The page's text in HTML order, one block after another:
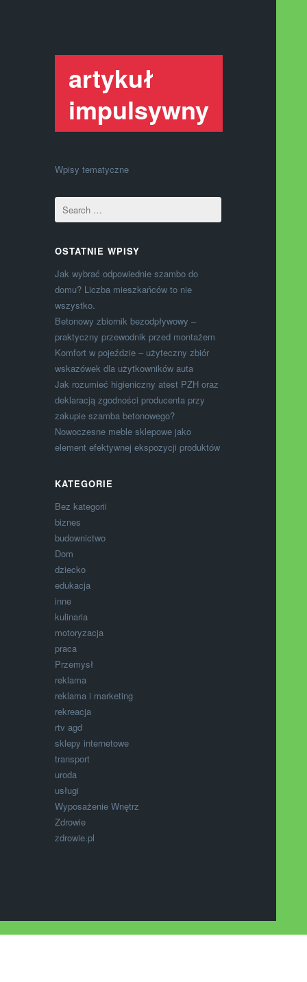
artykuł
impulsywny
Wpisy tematyczne
OSTATNIE WPISY
Jak wybrać odpowiednie szambo do
domu? Liczba mieszkańców to nie
wszystko.
Betonowy zbiornik bezodpływowy –
praktyczny przewodnik przed montażem
Komfort w pojeździe – użyteczny zbiór
wskazówek dla użytkowników auta
Jak rozumieć higieniczny atest PZH oraz
deklaracją zgodności producenta przy
zakupie szamba betonowego?
Nowoczesne meble sklepowe jako
element efektywnej ekspozycji produktów
KATEGORIE
Bez kategorii
biznes
budownictwo
Dom
dziecko
edukacja
inne
kulinaria
motoryzacja
praca
Przemysł
reklama
reklama i marketing
rekreacja
rtv agd
sklepy internetowe
transport
uroda
usługi
Wyposażenie Wnętrz
Zdrowie
zdrowie.pl